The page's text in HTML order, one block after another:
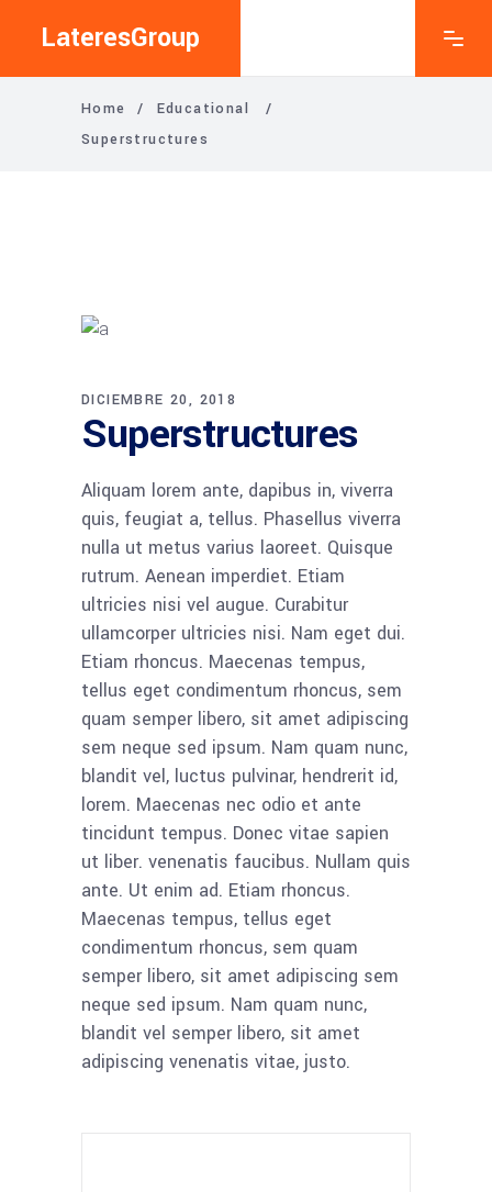
LateresGroup
Home / Educational
/
Superstructures
DICIEMBRE 20, 2018
Superstructures
Aliquam lorem ante, dapibus in, viverra
quis, feugiat a, tellus. Phasellus viverra
nulla ut metus varius laoreet. Quisque
rutrum. Aenean imperdiet. Etiam
ultricies nisi vel augue. Curabitur
ullamcorper ultricies nisi. Nam eget dui.
Etiam rhoncus. Maecenas tempus,
tellus eget condimentum rhoncus, sem
quam semper libero, sit amet adipiscing
sem neque sed ipsum. Nam quam nunc,
blandit vel, luctus pulvinar, hendrerit id,
lorem. Maecenas nec odio et ante
tincidunt tempus. Donec vitae sapien
ut liber. venenatis faucibus. Nullam quis
ante. Ut enim ad. Etiam rhoncus.
Maecenas tempus, tellus eget
condimentum rhoncus, sem quam
semper libero, sit amet adipiscing sem
neque sed ipsum. Nam quam nunc,
blandit vel semper libero, sit amet
adipiscing venenatis vitae, justo.